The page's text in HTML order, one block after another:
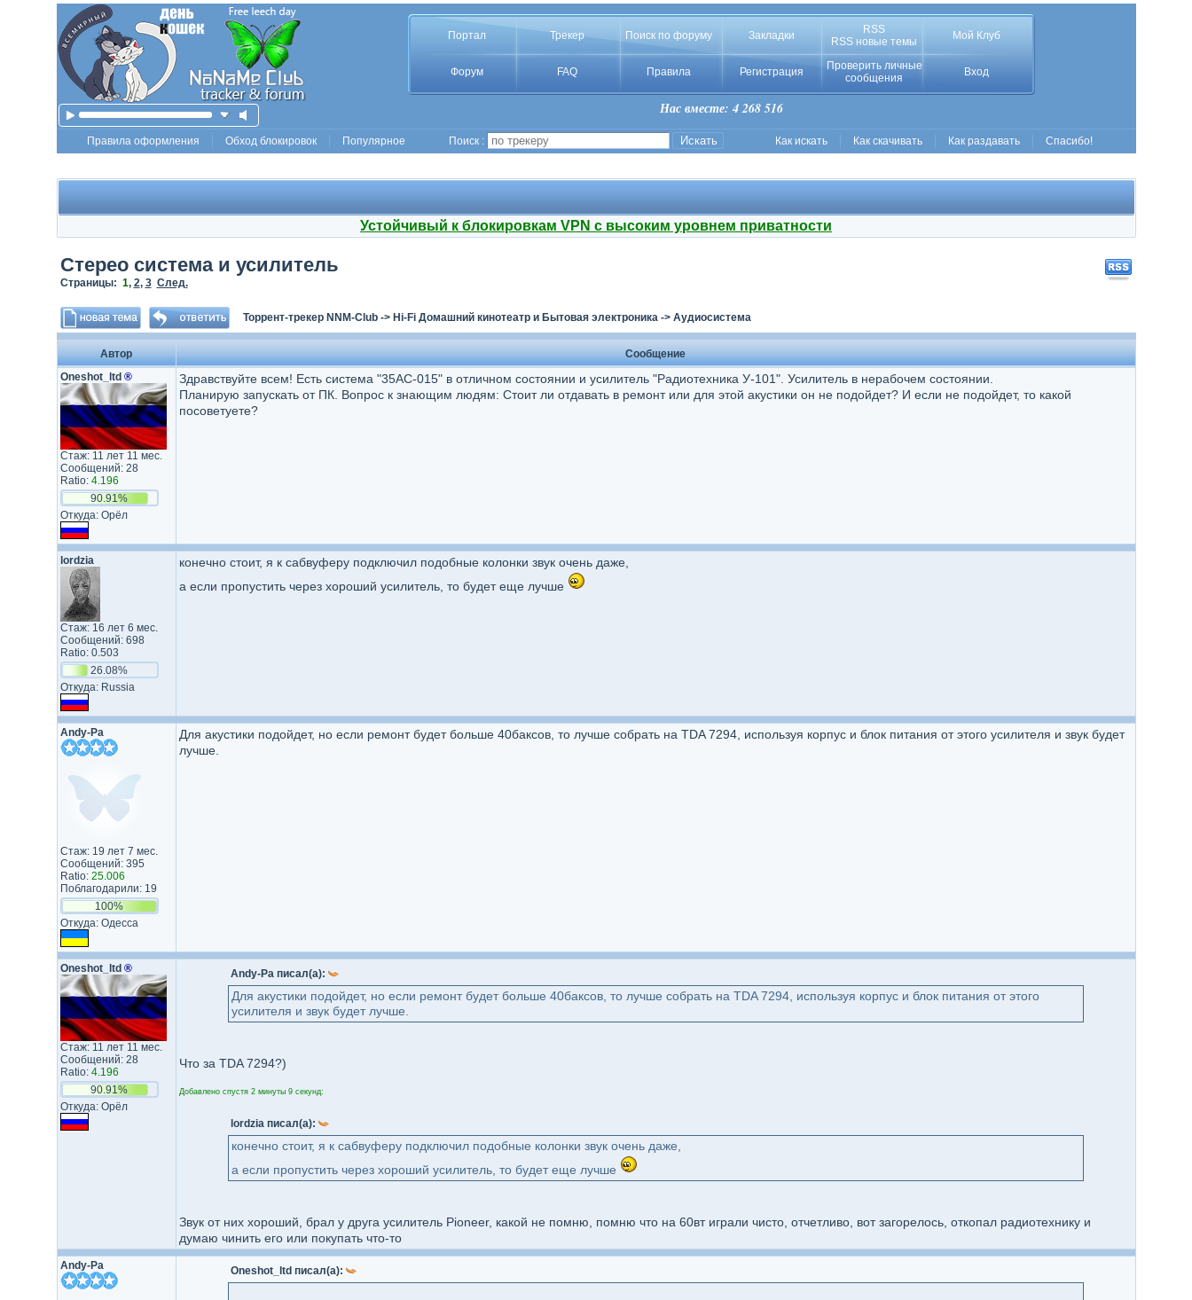
Портал Трекер Поиск по форуму Закладки
RSS
RSS новые темы
Мой Клуб
Форум FAQ Правила Регистрация
Проверить личные
сообщения
Вход
Нас вместе: 4 268 516
Правила оформления Обход блокировок Популярное Поиск : Как искать Как скачивать Как раздавать Спасибо!
Устойчивый к блокировкам VPN с высоким уровнем приватности
Стерео система и усилитель
Страницы: 1, 2, 3 След.
Торрент-трекер NNM-Club-> Hi-Fi Домашний кинотеатр и Бытовая электроника-> Аудиосистема
Автор
Сообщение
Oneshot_ltd ®
Стаж: 11 лет 11 мес.
Сообщений: 28
Ratio: 4.196
90.91%
Откуда: Орёл
Здравствуйте всем! Есть система "35АС-015" в отличном состоянии и усилитель "Радиотехника У-101". Усилитель в нерабочем состоянии.
Планирую запускать от ПК. Вопрос к знающим людям: Стоит ли отдавать в ремонт или для этой акустики он не подойдет? И если не подойдет, то какой
посоветуете?
lordzia
Стаж: 16 лет 6 мес.
Сообщений: 698
Ratio: 0.503
26.08%
Откуда: Russia
конечно стоит, я к сабвуферу подключил подобные колонки звук очень даже,
а если пропустить через хороший усилитель, то будет еще лучше
Andy-Pa
Стаж: 19 лет 7 мес.
Сообщений: 395
Ratio: 25.006
Поблагодарили: 19
100%
Откуда: Одесса
Для акустики подойдет, но если ремонт будет больше 40баксов, то лучше собрать на TDA 7294, используя корпус и блок питания от этого усилителя и звук будет
лучше.
Oneshot_ltd ®
Стаж: 11 лет 11 мес.
Сообщений: 28
Ratio: 4.196
90.91%
Откуда: Орёл
Andy-Pa писал(а):
Для акустики подойдет, но если ремонт будет больше 40баксов, то лучше собрать на TDA 7294, используя корпус и блок питания от этого
усилителя и звук будет лучше.
Что за TDA 7294?)
Добавлено спустя 2 минуты 9 секунд:
lordzia писал(а):
конечно стоит, я к сабвуферу подключил подобные колонки звук очень даже,
а если пропустить через хороший усилитель, то будет еще лучше
Звук от них хороший, брал у друга усилитель Pioneer, какой не помню, помню что на 60вт играли чисто, отчетливо, вот загорелось, откопал радиотехнику и
думаю чинить его или покупать что-то
Andy-Pa Oneshot_ltd писал(а):